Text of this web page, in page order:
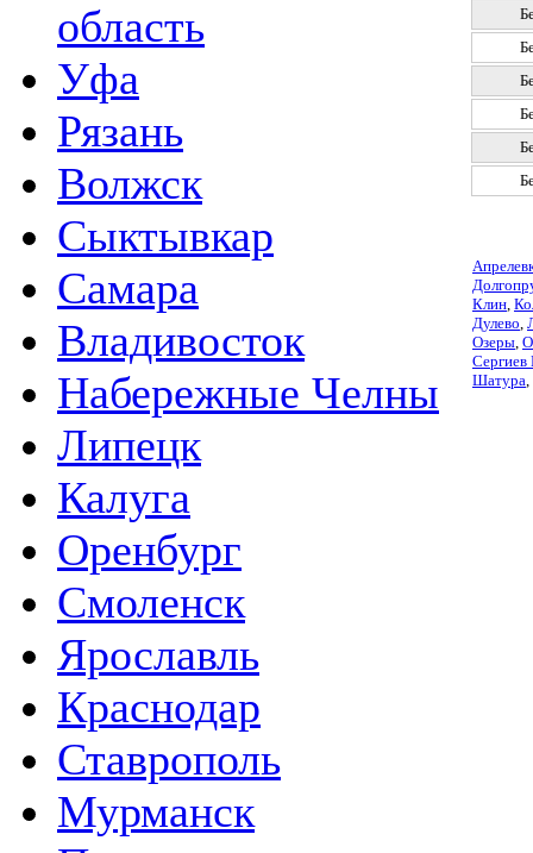
область
Уфа
Рязань
Волжск
Сыктывкар
Самара
Владивосток
Набережные Челны
Липецк
Калуга
Оренбург
Смоленск
Ярославль
Краснодар
Ставрополь
Мурманск
Клин
Дулево
Озеры
Сергиев
Шатура